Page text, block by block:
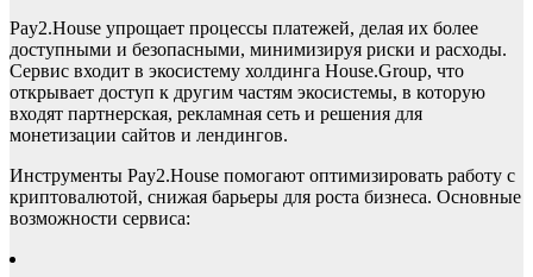
Pay2.House упрощает процессы платежей, делая их более
доступными и безопасными, минимизируя риски и расходы.
Сервис входит в экосистему холдинга House.Group, что
открывает доступ к другим частям экосистемы, в которую
входят партнерская, рекламная сеть и решения для
монетизации сайтов и лендингов.
Инструменты Pay2.House помогают оптимизировать работу с
криптовалютой, снижая барьеры для роста бизнеса. Основные
возможности сервиса: